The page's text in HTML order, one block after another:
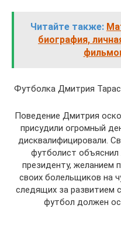
Читайте также:
биография,
Футболка Дмитрия
Поведение Дмитрия
присудили огромный
дисквалифицировали.
футболист
президенту, желанием
своих болельщиков на
следящих за развитием
футбол должен